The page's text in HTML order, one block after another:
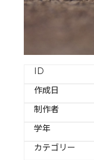
ID
作成日
制作者
学年
カテゴリー